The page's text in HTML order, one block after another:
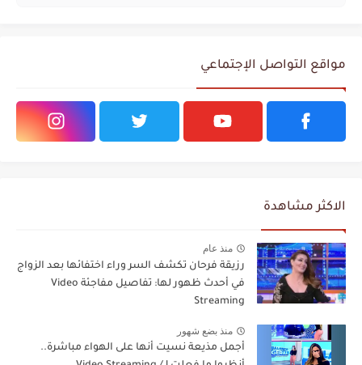
مواقع التواصل الإجتماعي
الاكثر مشاهدة
منذ عام
رزيقة فرحان تكشف السر وراء اختفائها بعد الزواج
في أحدث ظهور لها: تفاصيل مفاجئة Video
Streaming
منذ بضع شهور
أجمل مذيعة نسيت أنها على الهواء مباشرة..